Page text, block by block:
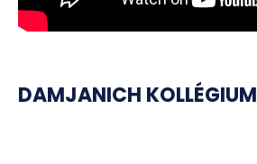
DAMJANICH KOLLÉGIUM